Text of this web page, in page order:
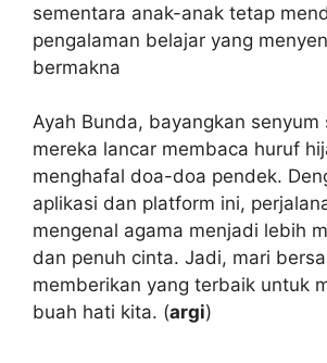
sementara anak-anak tetap
pengalaman belajar yang
bermakna
Ayah Bunda, bayangkan senyum
mereka lancar membaca huruf
menghafal doa-doa pendek.
aplikasi dan platform ini,
mengenal agama menjadi lebih
dan penuh cinta. Jadi, mari
memberikan yang terbaik untuk
buah hati kita. (argi)